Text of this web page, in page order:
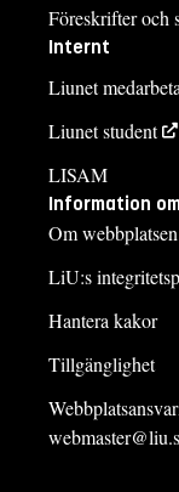
Föreskrifter och
Internt
Liunet
Liunet student
LISAM
Information
Om webbplatsen
LiU:s
Hantera kakor
Tillgänglighet